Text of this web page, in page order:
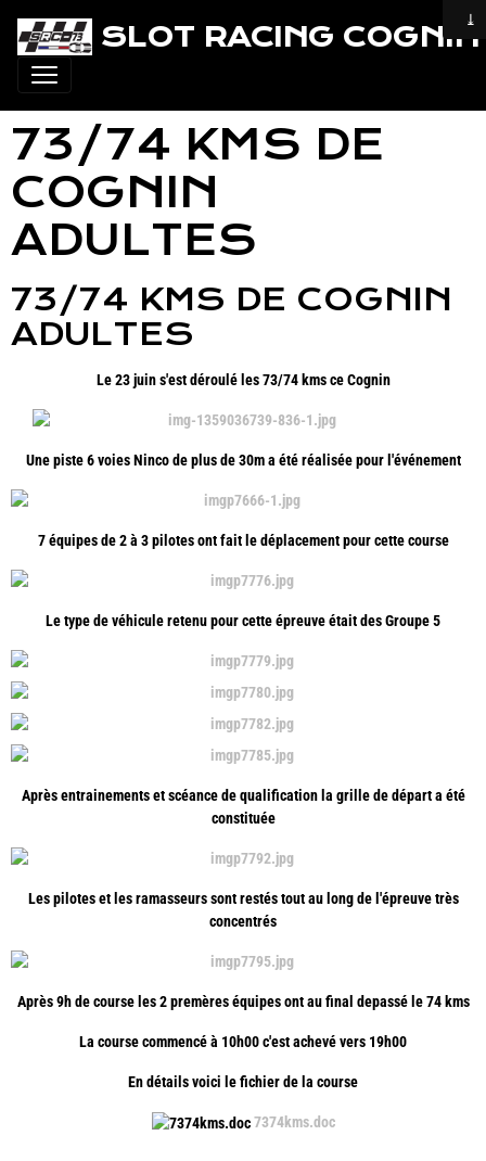
SLOT RACING
73/74 KMS DE
COGNIN
ADULTES
73/74 KMS DE COGNIN
ADULTES
Le 23 juin s'est déroulé les 73/74 kms ce Cognin
Une piste 6 voies Ninco de plus de 30m a été réalisée pour l'événement
7 équipes de 2 à 3 pilotes ont fait le déplacement pour cette course
Le type de véhicule retenu pour cette épreuve était des Groupe 5
Après entrainements et scéance de qualification la grille de départ a été
constituée
Les pilotes et les ramasseurs sont restés tout au long de l'épreuve très
concentrés
Après 9h de course les 2 premères équipes ont au final depassé le 74 kms
La course commencé à 10h00 c'est achevé vers 19h00
En détails voici le fichier de la course
7374kms.doc